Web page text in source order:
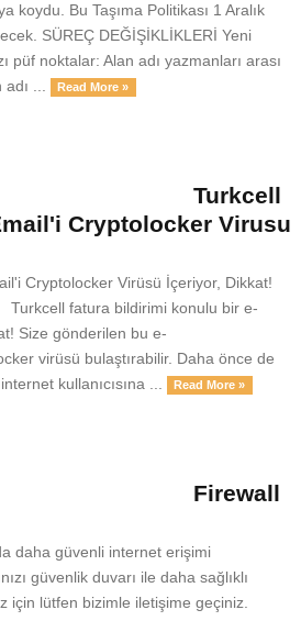
koydu. Bu Taşıma Politikası 1 Aralık
SÜREÇ DEĞİŞİKLİKLERİ Yeni
püf noktalar: Alan adı yazmanları arası
...
Read More »
Turkcell
Cryptolocker Virusu
Cryptolocker Virüsü İçeriyor, Dikkat!
Turkcell fatura bildirimi konulu bir e-
Size gönderilen bu e-
virüsü bulaştırabilir. Daha önce de
kullanıcısına ...
Read More »
Firewall
daha güvenli internet erişimi
güvenlik duvarı ile daha sağlıklı
için lütfen bizimle iletişime geçiniz.